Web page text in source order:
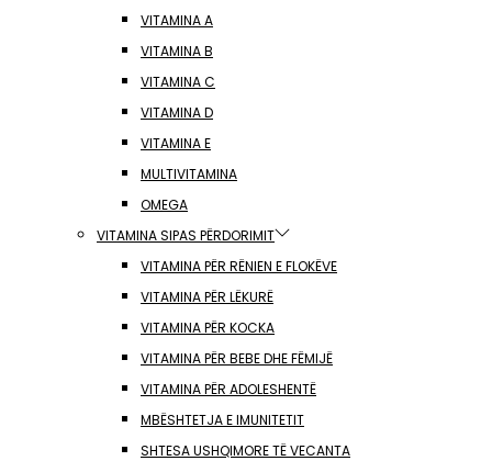
VITAMINA A
VITAMINA B
VITAMINA C
VITAMINA D
VITAMINA E
MULTIVITAMINA
OMEGA
VITAMINA SIPAS PËRDORIMIT
VITAMINA PËR RËNIEN E FLOKËVE
VITAMINA PËR LËKURË
VITAMINA PËR KOCKA
VITAMINA PËR BEBE DHE FËMIJË
VITAMINA PËR ADOLESHENTË
MBËSHTETJA E IMUNITETIT
SHTESA USHQIMORE TË VECANTA